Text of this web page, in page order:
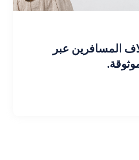
المسافرين عبر